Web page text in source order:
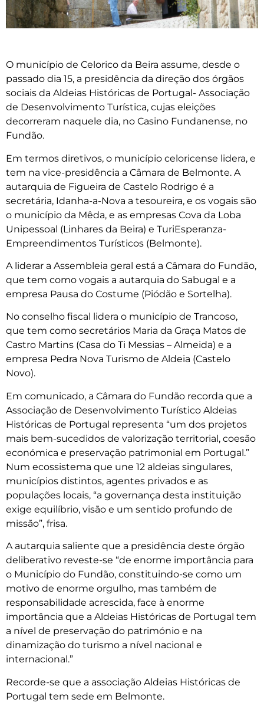
O município de Celorico da Beira assume, desde o
passado dia 15, a presidência da direção dos órgãos
sociais da Aldeias Históricas de Portugal- Associação
de Desenvolvimento Turística, cujas eleições
decorreram naquele dia, no Casino Fundanense, no
Fundão.
Em termos diretivos, o município celoricense lidera, e
tem na vice-presidência a Câmara de Belmonte. A
autarquia de Figueira de Castelo Rodrigo é a
secretária, Idanha-a-Nova a tesoureira, e os vogais são
o município da Mêda, e as empresas Cova da Loba
Unipessoal (Linhares da Beira) e TuriEsperanza-
Empreendimentos Turísticos (Belmonte).
A liderar a Assembleia geral está a Câmara do Fundão,
que tem como vogais a autarquia do Sabugal e a
empresa Pausa do Costume (Piódão e Sortelha).
No conselho fiscal lidera o município de Trancoso,
que tem como secretários Maria da Graça Matos de
Castro Martins (Casa do Ti Messias – Almeida) e a
empresa Pedra Nova Turismo de Aldeia (Castelo
Novo).
Em comunicado, a Câmara do Fundão recorda que a
Associação de Desenvolvimento Turístico Aldeias
Históricas de Portugal representa “um dos projetos
mais bem-sucedidos de valorização territorial, coesão
económica e preservação patrimonial em Portugal.”
Num ecossistema que une 12 aldeias singulares,
municípios distintos, agentes privados e as
populações locais, “a governança desta instituição
exige equilíbrio, visão e um sentido profundo de
missão”, frisa.
A autarquia saliente que a presidência deste órgão
deliberativo reveste-se “de enorme importância para
o Município do Fundão, constituindo-se como um
motivo de enorme orgulho, mas também de
responsabilidade acrescida, face à enorme
importância que a Aldeias Históricas de Portugal tem
a nível de preservação do património e na
dinamização do turismo a nível nacional e
internacional.”
Recorde-se que a associação Aldeias Históricas de
Portugal tem sede em Belmonte.